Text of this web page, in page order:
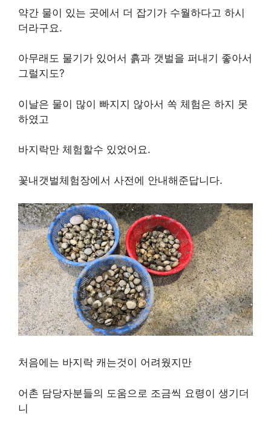
약간 물이 있는 곳에서 더 잡기가 수월하다고 하시
더라구요.
아무래도 물기가 있어서 흙과 갯벌을 퍼내기 좋아서
그럴지도?
이날은 물이 많이 빠지지 않아서 쏙 체험은 하지 못
하였고
바지락만 체험할수 있었어요.
꽃내갯벌체험장에서 사전에 안내해준답니다.
처음에는 바지락 캐는것이 어려웠지만
어촌 담당자분들의 도움으로 조금씩 요령이 생기더
니